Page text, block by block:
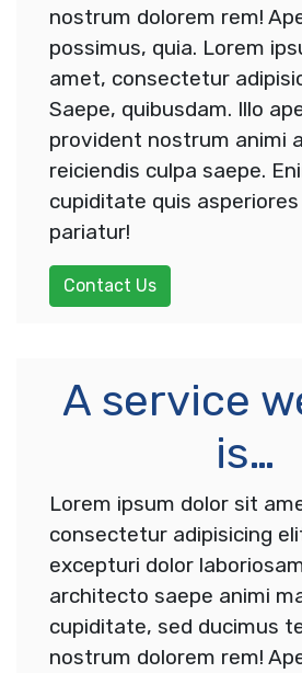
nostrum dolorem rem!
possimus, quia. Lorem
amet, consectetur
Saepe, quibusdam. Illo
provident nostrum animi
reiciendis culpa saepe.
cupiditate quis
pariatur!
Contact Us
A service
is…
Lorem ipsum dolor sit
consectetur adipisicing
excepturi dolor
architecto saepe animi
cupiditate, sed ducimus
nostrum dolorem rem!